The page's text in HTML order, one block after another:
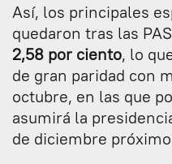
Así, los principales
quedaron tras las
2,58 por ciento, lo
de gran paridad con
octubre, en las que
asumirá la
de diciembre